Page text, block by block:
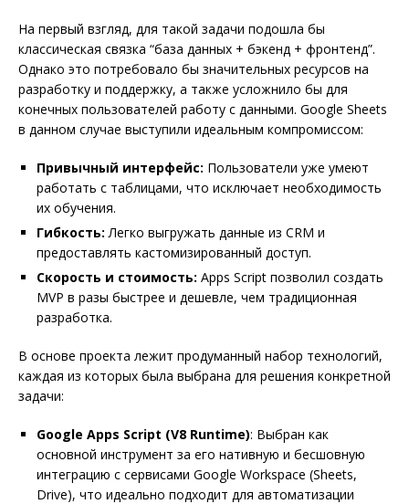
На первый взгляд, для такой задачи подошла бы
классическая связка “база данных + бэкенд + фронтенд”.
Однако это потребовало бы значительных ресурсов на
разработку и поддержку, а также усложнило бы для
конечных пользователей работу с данными. Google Sheets
в данном случае выступили идеальным компромиссом:
Привычный интерфейс: Пользователи уже умеют
работать с таблицами, что исключает необходимость
их обучения.
Гибкость: Легко выгружать данные из CRM и
предоставлять кастомизированный доступ.
Скорость и стоимость: Apps Script позволил создать
MVP в разы быстрее и дешевле, чем традиционная
разработка.
В основе проекта лежит продуманный набор технологий,
каждая из которых была выбрана для решения конкретной
задачи:
Google Apps Script (V8 Runtime): Выбран как
основной инструмент за его нативную и бесшовную
интеграцию с сервисами Google Workspace (Sheets,
Drive), что идеально подходит для автоматизации